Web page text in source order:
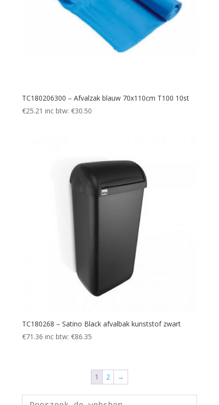
TC180206300 – Afvalzak blauw 70x110cm T100 10st
€25.21 inc btw: €30.50
TC180268 – Satino Black afvalbak kunststof zwart
€71.36 inc btw: €86.35
1 2 →